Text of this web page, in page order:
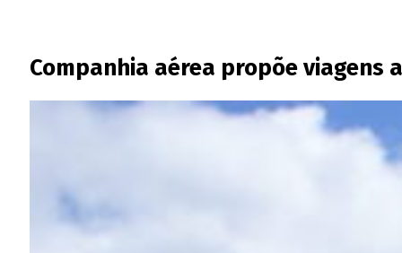
Companhia aérea propõe viagens